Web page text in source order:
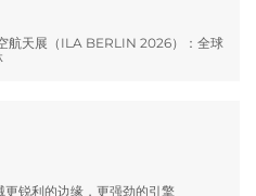
航天展（ILA BERLIN 2026）：全球
锐利的边缘，更强劲的引擎